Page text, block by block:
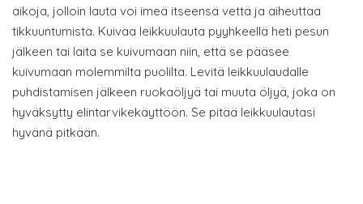
aikoja, jolloin lauta voi imeä itseensä vettä ja aiheuttaa
tikkuuntumista. Kuivaa leikkuulauta pyyhkeellä heti pesun
jälkeen tai laita se kuivumaan niin, että se pääsee
kuivumaan molemmilta puolilta. Levitä leikkuulaudalle
puhdistamisen jälkeen ruokaöljyä tai muuta öljyä, joka on
hyväksytty elintarvikekäyttöön. Se pitää leikkuulautasi
hyvänä pitkään.